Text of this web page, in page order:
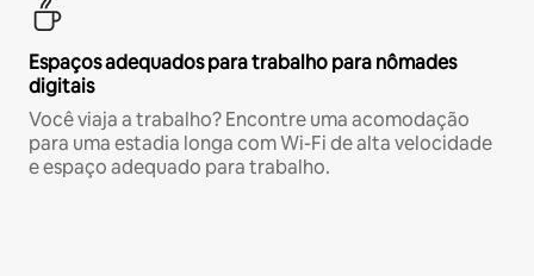
Espaços adequados para trabalho para nômades
digitais
Você viaja a trabalho? Encontre uma acomodação
para uma estadia longa com Wi-Fi de alta velocidade
e espaço adequado para trabalho.